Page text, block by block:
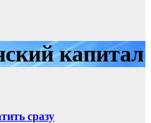
капитал
сразу